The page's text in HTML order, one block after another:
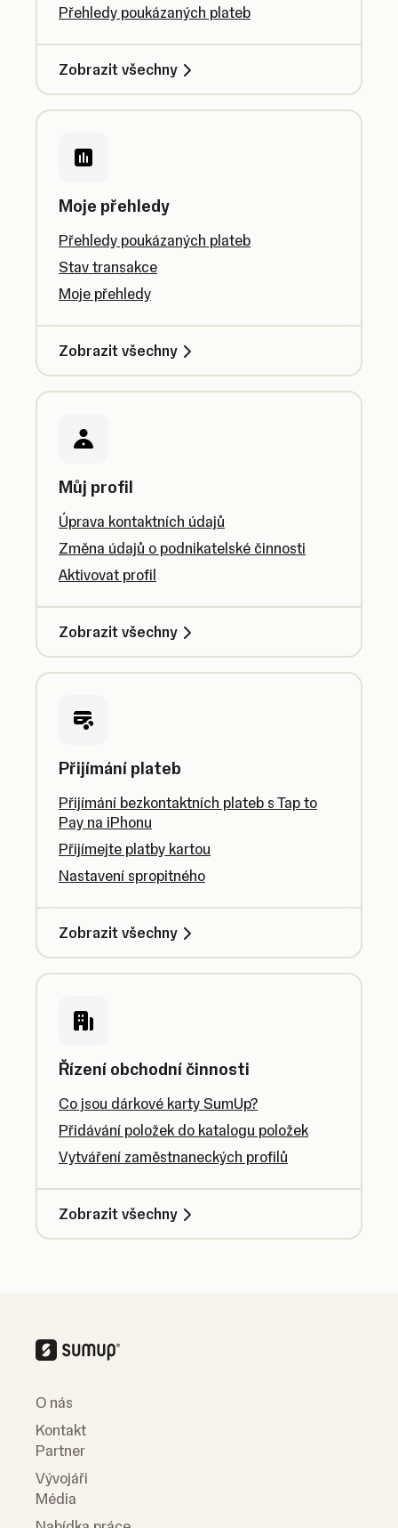
Přehledy poukázaných plateb
Zobrazit všechny
Moje přehledy
Přehledy poukázaných plateb
Stav transakce
Moje přehledy
Zobrazit všechny
Můj profil
Úprava kontaktních údajů
Změna údajů o podnikatelské činnosti
Aktivovat profil
Zobrazit všechny
Přijímání plateb
Přijímání bezkontaktních plateb s Tap to
Pay na iPhonu
Přijímejte platby kartou
Nastavení spropitného
Zobrazit všechny
Řízení obchodní činnosti
Co jsou dárkové karty SumUp?
Přidávání položek do katalogu položek
Vytváření zaměstnaneckých profilů
Zobrazit všechny
O nás
Kontakt
Partner
Vývojáři
Média